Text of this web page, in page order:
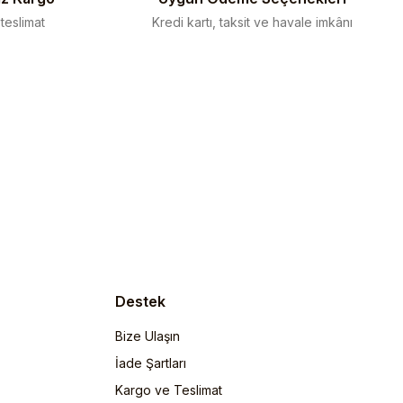
Kredi kartı, taksit ve havale imkânı
Destek
Bize Ulaşın
İade Şartları
Kargo ve Teslimat